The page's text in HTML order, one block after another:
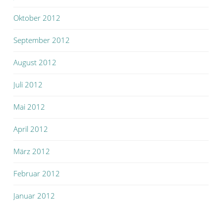
Oktober 2012
September 2012
August 2012
Juli 2012
Mai 2012
April 2012
März 2012
Februar 2012
Januar 2012